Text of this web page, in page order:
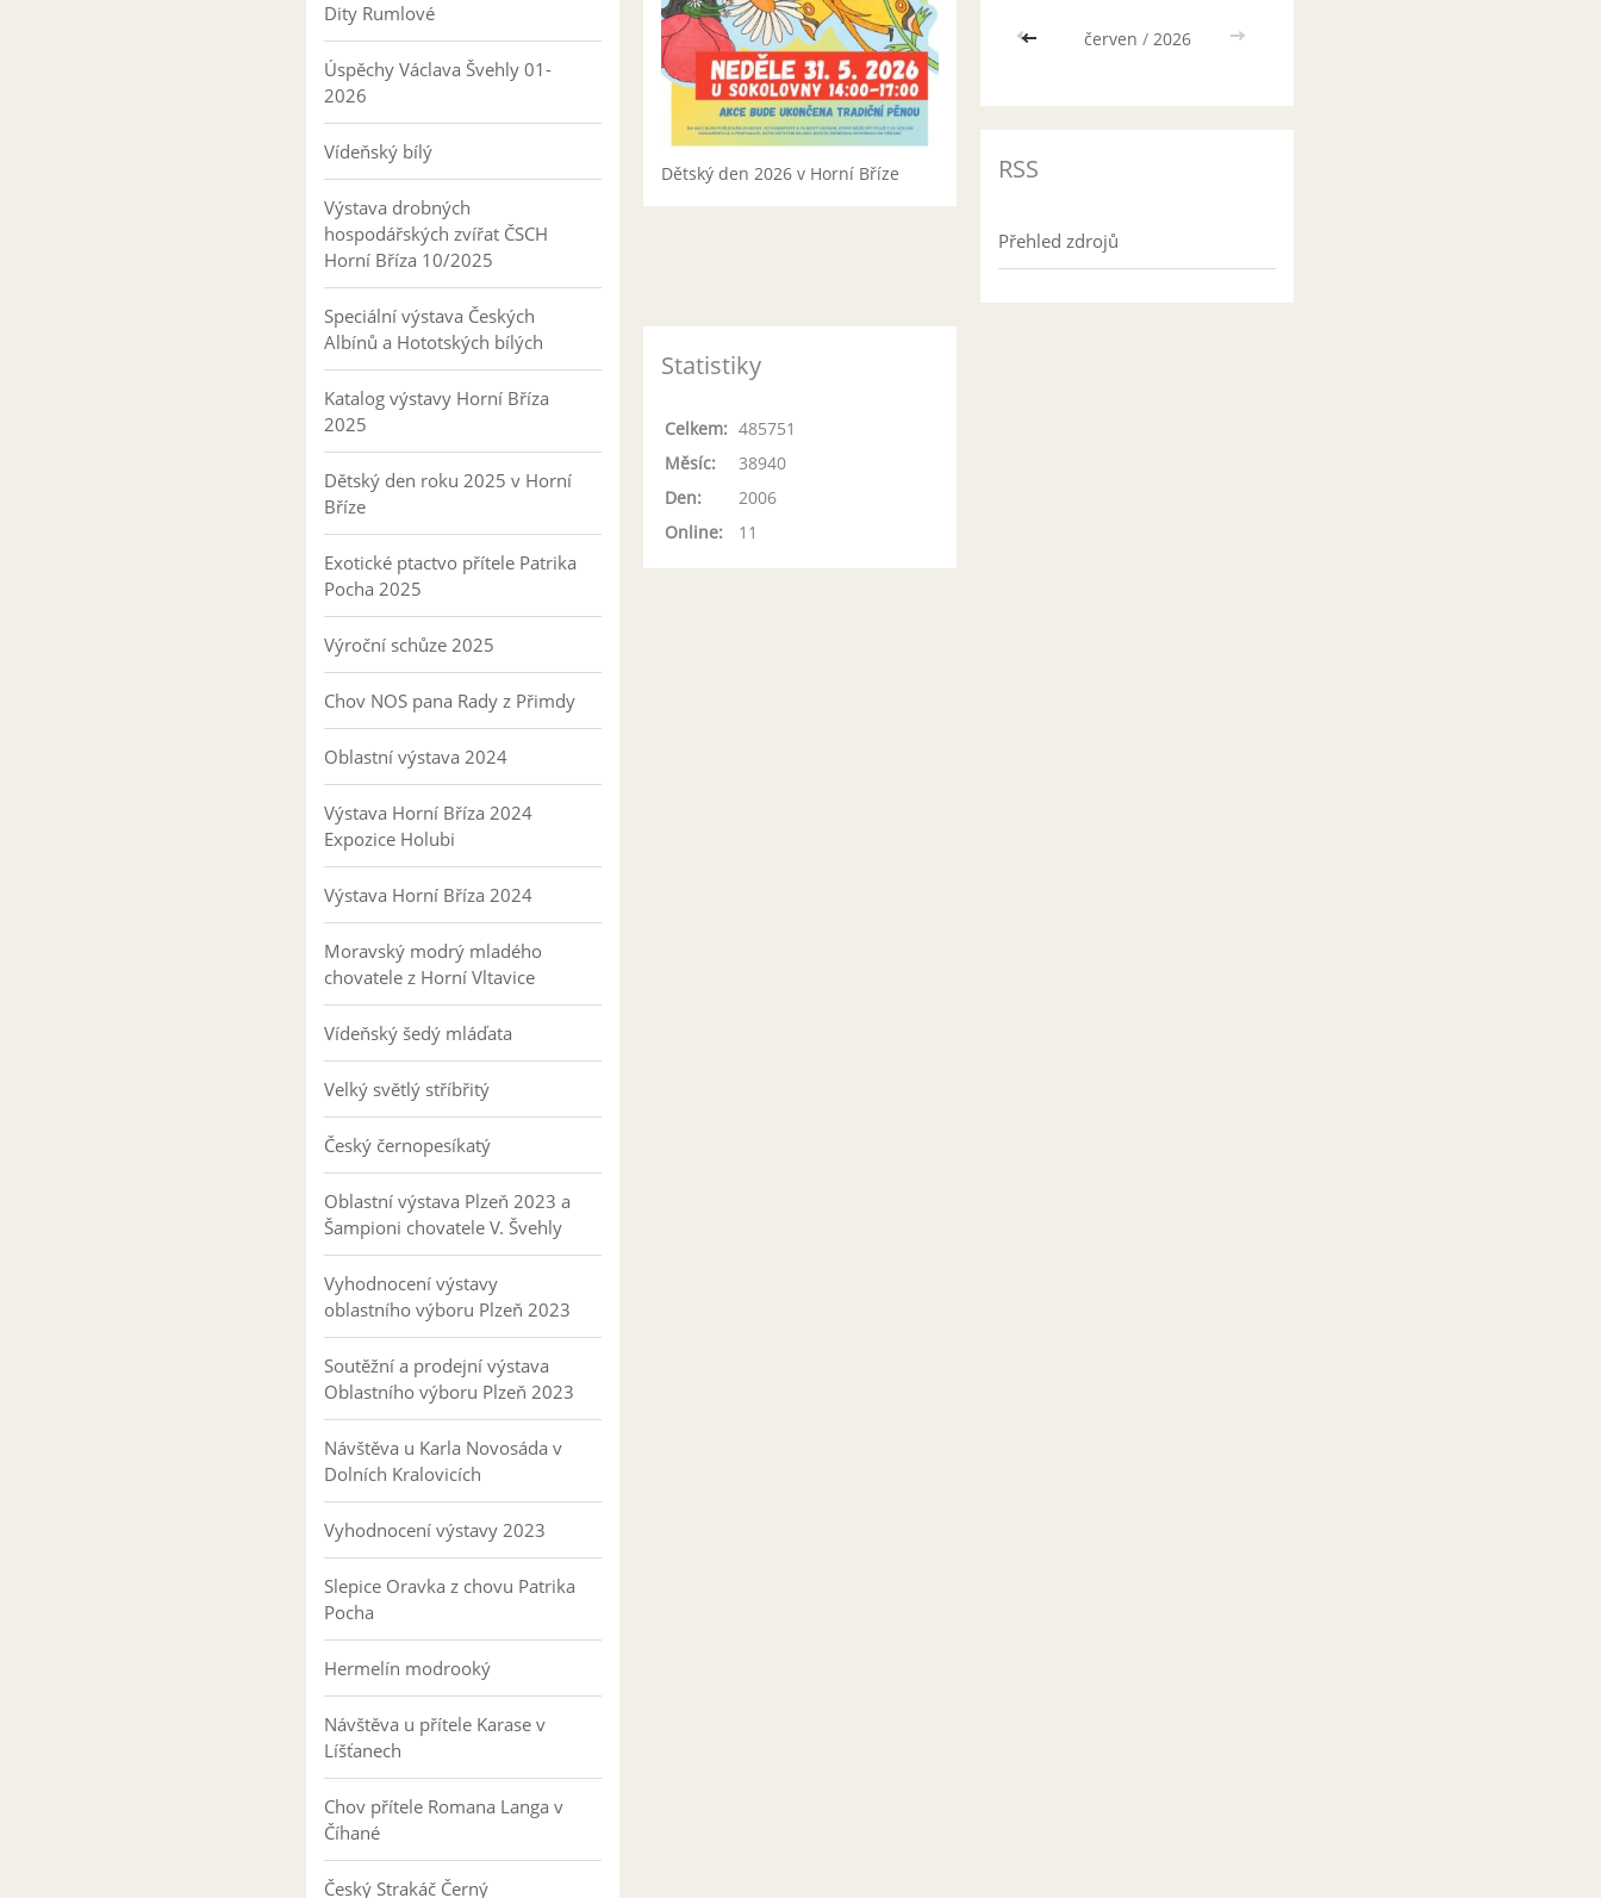
Dity Rumlové
Úspěchy Václava Švehly 01-
2026
Vídeňský bílý
Výstava drobných
hospodářských zvířat ČSCH
Horní Bříza 10/2025
Speciální výstava Českých
Albínů a Hototských bílých
Katalog výstavy Horní Bříza
2025
Dětský den roku 2025 v Horní
Bříze
Exotické ptactvo přítele Patrika
Pocha 2025
Výroční schůze 2025
Chov NOS pana Rady z Přimdy
Oblastní výstava 2024
Výstava Horní Bříza 2024
Expozice Holubi
Výstava Horní Bříza 2024
Moravský modrý mladého
chovatele z Horní Vltavice
Vídeňský šedý mláďata
Velký světlý stříbřitý
Český černopesíkatý
Oblastní výstava Plzeň 2023 a
Šampioni chovatele V. Švehly
Vyhodnocení výstavy
oblastního výboru Plzeň 2023
Soutěžní a prodejní výstava
Oblastního výboru Plzeň 2023
Návštěva u Karla Novosáda v
Dolních Kralovicích
Vyhodnocení výstavy 2023
Slepice Oravka z chovu Patrika
Pocha
Hermelín modrooký
Návštěva u přítele Karase v
Líšťanech
Chov přítele Romana Langa v
Číhané
Český Strakáč Černý
Dětský den 2026 v Horní Bříze
<< červen / 2026 >>
RSS
Přehled zdrojů
Statistiky
Online: 11
Celkem: 485751
Měsíc:
38940
Den:
2006